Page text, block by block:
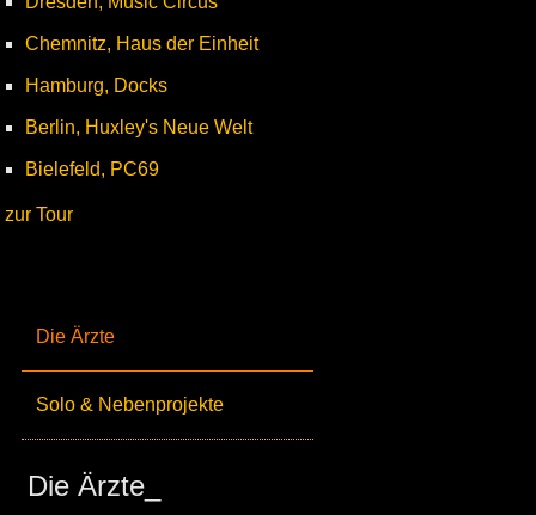
Die Ärzte
Solo & Nebenprojekte
Die Ärzte_
Chemnitz, Haus der Einheit
Hamburg, Docks
Berlin, Huxley's Neue Welt
Bielefeld, PC69
zur Tour